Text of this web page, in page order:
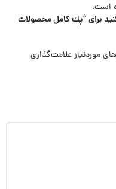
است.
برای “پك كامل محصولات
موردنیاز علامت‌گذاری